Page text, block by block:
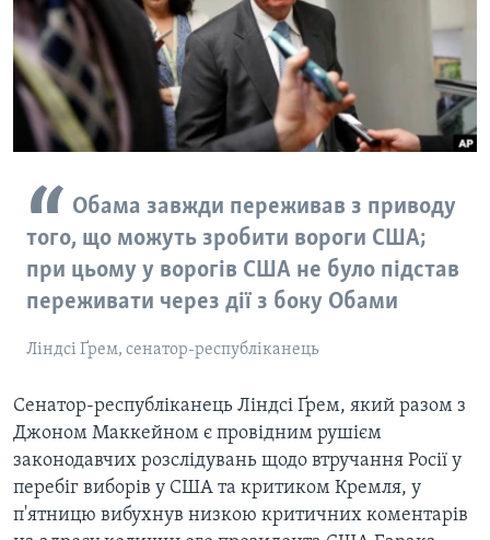
СУСПІЛЬСТВО
ЕКОНОМІКА
ІСТОРІЇ УСПІХУ УКРАЇНЦІВ
ТЕЛЕПРОГРАМИ
ЧАС-TIME
БРИФІНГ ГОЛОСУ АМЕРИКИ
ВІКНО В АМЕРИКУ
ПРАЙМ-ТАЙМ
ПОГЛЯД З ВАШИНГТОНА
ENGLISH
Learning English
МИ В СОЦМЕРЕЖАХ
Мови
Обама завжди переживав з приводу
того, що можуть зробити вороги США;
при цьому у ворогів США не було підстав
переживати через дії з боку Обами
Ліндсі Ґрем, сенатор-республіканець
Сенатор-республіканець Ліндсі Ґрем, який разом з
Джоном Маккейном є провідним рушієм
законодавчих розслідувань щодо втручання Росії у
перебіг виборів у США та критиком Кремля, у
п'ятницю вибухнув низкою критичних коментарів